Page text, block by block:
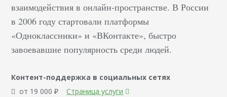
взаимодействия в онлайн-пространстве. В России
в 2006 году стартовали платформы
«Одноклассники» и «ВКонтакте», быстро
завоевавшие популярность среди людей.
Контент-поддержка в социальных сетях
от 19 000 ₽
Страница услуги